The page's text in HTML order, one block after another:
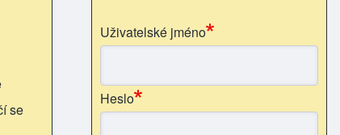
se
Uživatelské jméno
Heslo